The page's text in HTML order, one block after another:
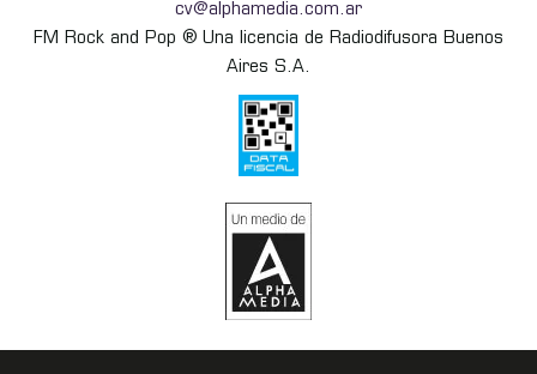
cv@alphamedia.com.ar
FM Rock and Pop ® Una licencia de Radiodifusora Buenos
Aires S.A.